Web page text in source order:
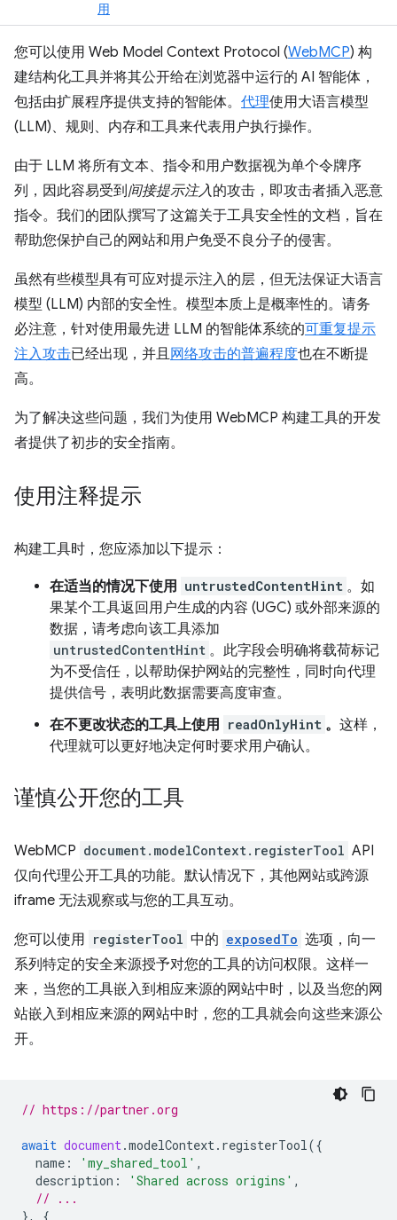
用
您可以使用 Web Model Context Protocol (WebMCP) 构
建结构化工具并将其公开给在浏览器中运行的 AI 智能体，
包括由扩展程序提供支持的智能体。 代理使用大语言模型
(LLM)、规则、内存和工具来代表用户执行操作。
由于 LLM 将所有文本、指令和用户数据视为单个令牌序
列，因此容易受到间接提示注入的攻击，即攻击者插入恶意
指令。我们的团队撰写了这篇关于工具安全性的文档，旨在
帮助您保护自己的网站和用户免受不良分子的侵害。
虽然有些模型具有可应对提示注入的层，但无法保证大语言
模型 (LLM) 内部的安全性。模型本质上是概率性的。请务
必注意，针对使用最先进 LLM 的智能体系统的可重复提示
注入攻击已经出现，并且网络攻击的普遍程度也在不断提
高。
为了解决这些问题，我们为使用 WebMCP 构建工具的开发
者提供了初步的安全指南。
使用注释提示
构建工具时，您应添加以下提示：
在适当的情况下使用 untrustedContentHint 。如
果某个工具返回用户生成的内容 (UGC) 或外部来源的
数据，请考虑向该工具添加
untrustedContentHint 。此字段会明确将载荷标记
为不受信任，以帮助保护网站的完整性，同时向代理
提供信号，表明此数据需要高度审查。
在不更改状态的工具上使用 readOnlyHint 。 这样，
代理就可以更好地决定何时要求用户确认。
谨慎公开您的工具
WebMCP document.modelContext.registerTool API
仅向代理公开工具的功能。默认情况下，其他网站或跨源
iframe 无法观察或与您的工具互动。
您可以使用 registerTool 中的 exposedTo 选项，向一
系列特定的安全来源授予对您的工具的访问权限。这样一
来，当您的工具嵌入到相应来源的网站中时，以及当您的网
站嵌入到相应来源的网站中时，您的工具就会向这些来源公
开。
// https://partner.org
await document.modelContext. registerTool({
name : 'my_shared_tool' ,
description : 'Shared across origins' ,
// ...
},
{